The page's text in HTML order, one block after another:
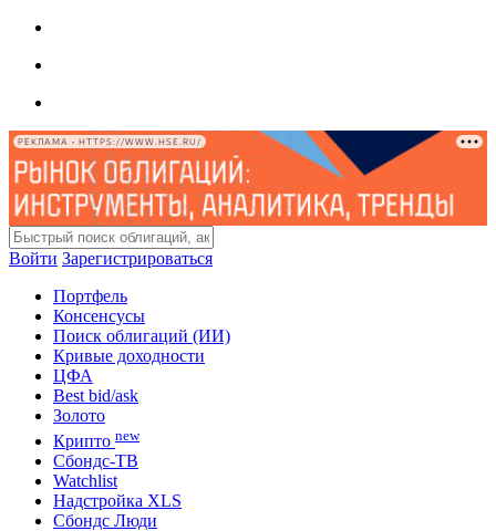
РЕКЛАМА • HTTPS://WWW.HSE.RU/
Войти Зарегистрироваться
Портфель
Консенсусы
Поиск облигаций (ИИ)
Кривые доходности
ЦФА
Best bid/ask
Золото
Крипто new
Сбондс-ТВ
Watchlist
Надстройка XLS
Сбондс Люди